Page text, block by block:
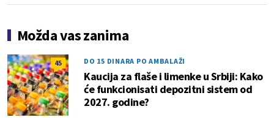
Možda vas zanima
45 DO 15 DINARA PO AMBALAŽI
Kaucija za flaše i limenke u Srbiji: Kako
će funkcionisati depozitni sistem od
2027. godine?